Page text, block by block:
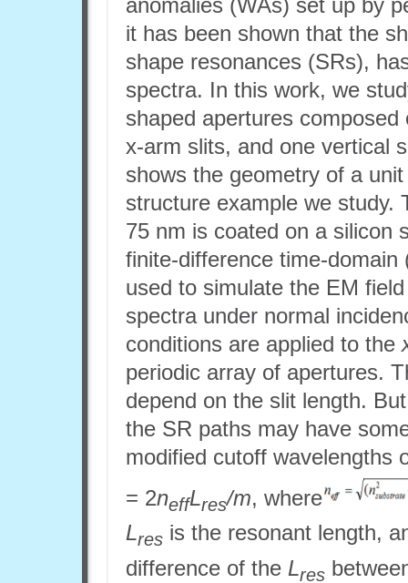
anomalies (WAs) set up by
it has been shown that the
shape resonances (SRs),
spectra. In this work, we
shaped apertures
x-arm slits, and one vertical
shows the geometry of a
structure example we study.
75 nm is coated on a silicon
finite-difference time-
used to simulate the EM
spectra under normal
conditions are applied to the
periodic array of apertures.
depend on the slit length.
the SR paths may have
modified cutoff wavelengths
= 2neffLres/m, where
Lres is the resonant length,
difference of the Lres